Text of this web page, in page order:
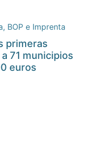
BOP e Imprenta
primeras
71 municipios
euros